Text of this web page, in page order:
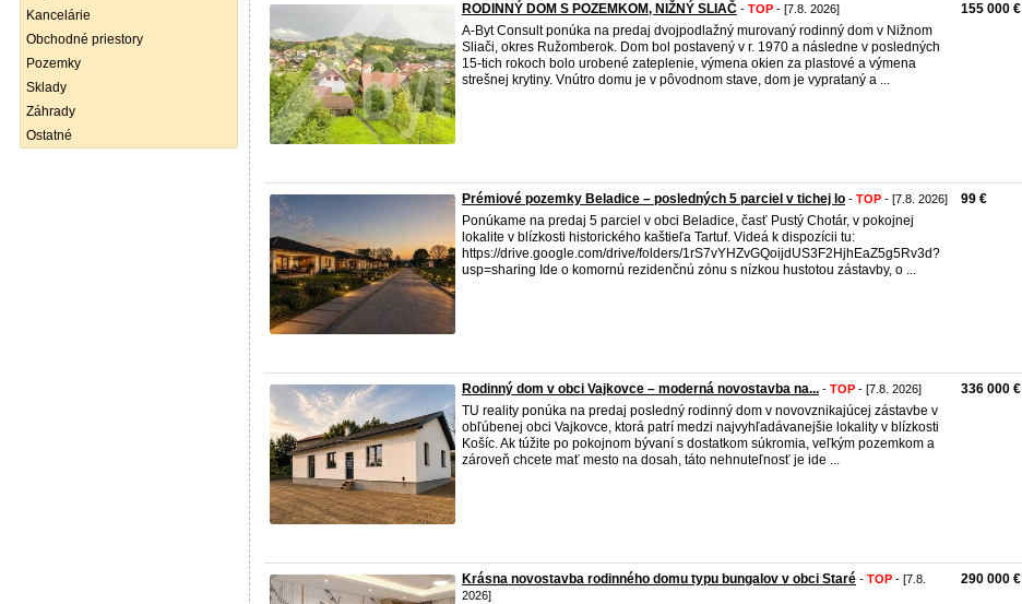
Kancelárie
Obchodné priestory
Pozemky
Sklady
Záhrady
Ostatné
RODINNÝ DOM S POZEMKOM, NIŽNÝ SLIAČ - TOP - [7.8. 2026]
A-Byt Consult ponúka na predaj dvojpodlažný murovaný rodinný dom v Nižnom
Sliači, okres Ružomberok. Dom bol postavený v r. 1970 a následne v posledných
15-tich rokoch bolo urobené zateplenie, výmena okien za plastové a výmena
strešnej krytiny. Vnútro domu je v pôvodnom stave, dom je vyprataný a ...
155 000 €
Prémiové pozemky Beladice – posledných 5 parciel v tichej lo - TOP - [7.8. 2026]
Ponúkame na predaj 5 parciel v obci Beladice, časť Pustý Chotár, v pokojnej
lokalite v blízkosti historického kaštieľa Tartuf. Videá k dispozícii tu:
https://drive.google.com/drive/folders/1rS7vYHZvGQoijdUS3F2HjhEaZ5g5Rv3d?
usp=sharing Ide o komornú rezidenčnú zónu s nízkou hustotou zástavby, o ...
99 €
Rodinný dom v obci Vajkovce – moderná novostavba na... - TOP - [7.8. 2026]
TU reality ponúka na predaj posledný rodinný dom v novovznikajúcej zástavbe v
obľúbenej obci Vajkovce, ktorá patrí medzi najvyhľadávanejšie lokality v blízkosti
Košíc. Ak túžite po pokojnom bývaní s dostatkom súkromia, veľkým pozemkom a
zároveň chcete mať mesto na dosah, táto nehnuteľnosť je ide ...
336 000 €
Krásna novostavba rodinného domu typu bungalov v obci Staré - TOP - [7.8.
2026]
290 000 €